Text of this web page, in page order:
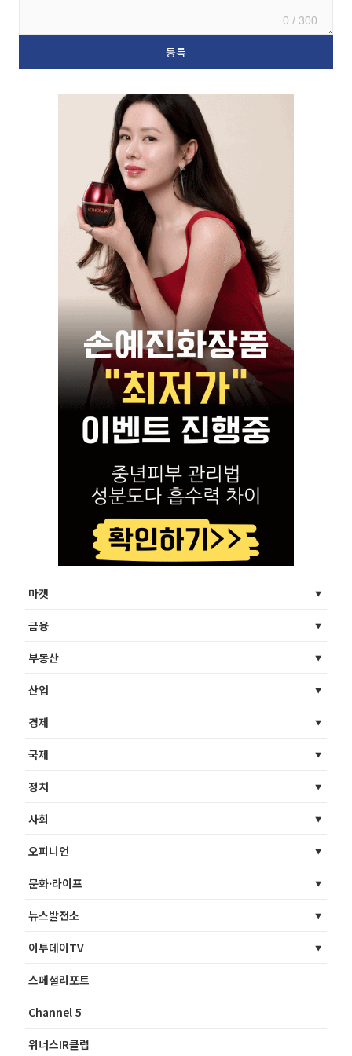
0 / 300
마켓
금융
부동산
산업
경제
국제
정치
사회
오피니언
문화·라이프
뉴스발전소
이투데이TV
스페셜리포트
Channel 5
위너스IR클럽